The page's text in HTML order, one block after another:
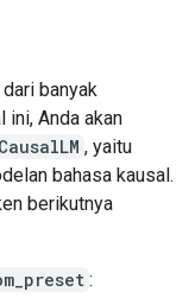
banyak
ini, Anda akan
, yaitu
bahasa kausal.
berikutnya
: